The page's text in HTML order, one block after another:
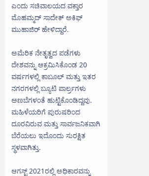
ಎಂದು ಸಚಿವಾಲಯದ ವಕ್ತಾರ
ಮೊಹಮ್ಮದ್ ಸಾದೇಕ್ ಅಕಿಫ್
ಮುಹಾಜಿರ್ ಹೇಳಿದ್ದಾರೆ.
ಅಮೆರಿಕ ನೇತೃತ್ವದ ಪಡೆಗಳು
ದೇಶವನ್ನು ಆಕ್ರಮಿಸಿಕೊಂಡ 20
ವರ್ಷಗಳಲ್ಲಿ ಕಾಬೂಲ್ ಮತ್ತು ಇತರ
ನಗರಗಳಲ್ಲಿ ಬ್ಯೂಟಿ ಪಾರ್ಲ‌್ರಗಳು
ಅಣಬೆಗಳಂತೆ ಹುಟ್ಟಿಕೊಂಡಿದ್ದವು.
ಮಹಿಳೆಯರಿಗೆ ಪುರುಷರಿಂದ
ದೂರವಿರುವ ಮತ್ತು ಸಾರ್ವಜನಿಕವಾಗಿ
ಬೆರೆಯಲು ಇದೊಂದು ಸುರಕ್ಷಿತ
ಸ್ಥಳವಾಗಿತ್ತು.
ಆಗಸ್ಟ್ 2021ರಲ್ಲಿ ಅಧಿಕಾರವನ್ನು